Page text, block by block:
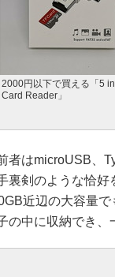
2000円以下で買える「5
Card Reader」
はmicroUSB、
裏剣のような恰
近辺の大容量
の中に収納でき、